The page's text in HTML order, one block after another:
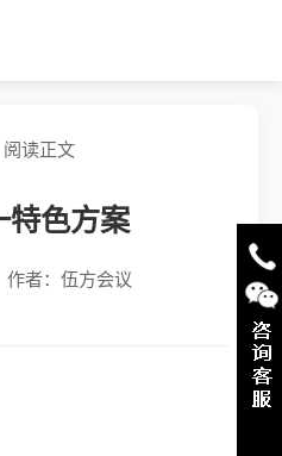
阅读正文
特色方案
作者：伍方会议